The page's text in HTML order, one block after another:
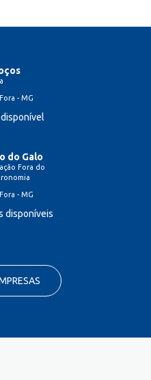
- MG
disponível
do Galo
Fora do
- MG
disponíveis